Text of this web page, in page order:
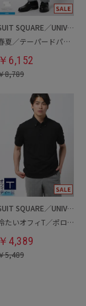
SUIT SQUARE／UNIVERSAL LANGUAGE
春夏／テーパードパンツ
￥ 6,152
8,789
SUIT SQUARE／UNIVERSAL LANGUAGE
冷たいオフィT／ポロシャツ
￥ 4,389
5,489